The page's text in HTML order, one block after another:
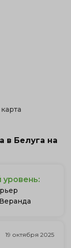
в Белуга на
Веранда
19 октября 2025